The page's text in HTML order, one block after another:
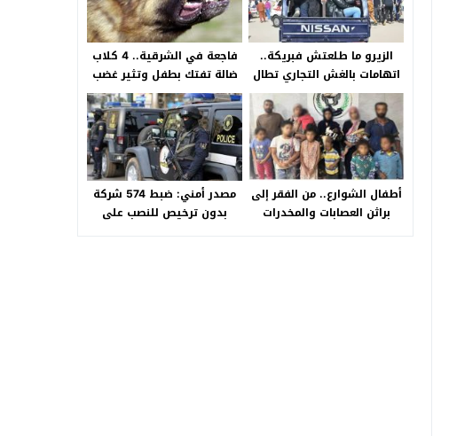
الزيرو ما طلعتش فبريكة..
اتهامات بالغش التجاري تطال
«HA Auto التجمع».. شكوى
شراء سيارة بـ3 ملايين جنيه
تفجّر الأزمة
فاجعة في الشرقية.. 4 كلاب
ضالة تفتك بطفل وتثير غضب
الأهالي بالصالحية الجديدة
أطفال الشوارع.. من الفقر إلى
براثن العصابات والمخدرات
مصدر أمني: ضبط 574 شركة
بدون ترخيص للنصب على